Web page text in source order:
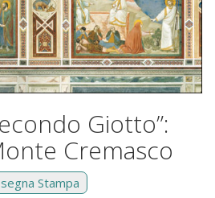
Giotto”:
Cremasco
Stampa